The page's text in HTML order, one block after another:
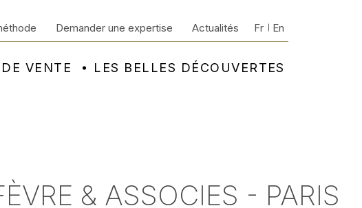
VENTE LES BELLES DÉCOUVERTES
Demander une expertise Actualités Fr En
& ASSOCIES - PARIS